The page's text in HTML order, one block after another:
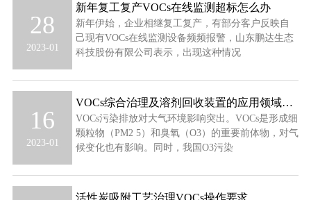
28
2023-01
新年复工复产VOCs在线监测超标怎么办
新年伊始，企业相继复工复产，有部分客户反映自
己现有VOCs在线监测设备频频报警，山东鹏达生态
科技股份有限公司表示，出现这种情况
16
2023-01
VOCs综合治理及溶剂回收装置的应用领域及效果
VOCs污染排放对大气环境影响突出。VOCs是形成细
颗粒物（PM2 5）和臭氧（O3）的重要前体物，对气
候变化也有影响。同时，我国O3污染
活性炭吸附工艺治理VOCs操作要求